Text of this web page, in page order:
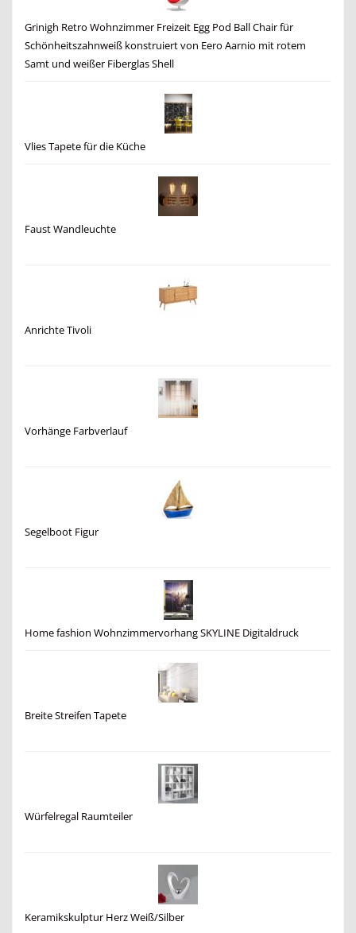
Grinigh Retro Wohnzimmer Freizeit Egg Pod Ball Chair für
Schönheitszahnweiß konstruiert von Eero Aarnio mit rotem
Samt und weißer Fiberglas Shell
Vlies Tapete für die Küche
Faust Wandleuchte
Anrichte Tivoli
Vorhänge Farbverlauf
Segelboot Figur
Home fashion Wohnzimmervorhang SKYLINE Digitaldruck
Breite Streifen Tapete
Würfelregal Raumteiler
Keramikskulptur Herz Weiß/Silber